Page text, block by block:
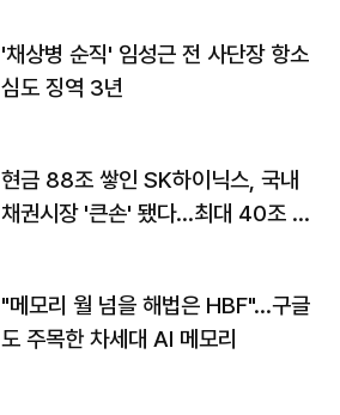
'채상병 순직' 임성근 전 사단장 항소
심도 징역 3년
현금 88조 쌓인 SK하이닉스, 국내
채권시장 '큰손' 됐다…최대 40조 투
"메모리 월 넘을 해법은 HBF"…구글
도 주목한 차세대 AI 메모리